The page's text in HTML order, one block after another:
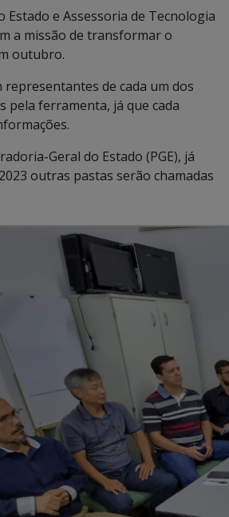
Estado e Assessoria de Tecnologia
a missão de transformar o
outubro.
de cada um dos
pela ferramenta, já que cada
Geral do Estado (PGE), já
outras pastas serão chamadas